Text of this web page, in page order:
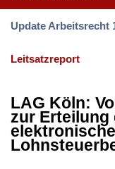
Update Arbeitsrecht
Leitsatzreport
LAG Köln:
zur Erteilung